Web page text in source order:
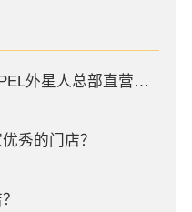
天津汽车贴膜，首选天津XPEL外星人总部直营店，高口碑店
秀的门店？